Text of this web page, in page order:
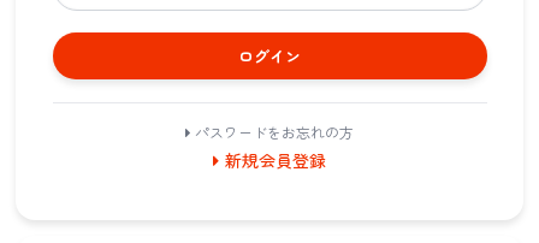
ログイン
パスワードをお忘れの方
新規会員登録